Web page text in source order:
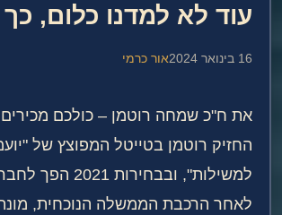
עוד לא למדנו כלום,
16 בינואר 2024 אור כרמי
את ח"כ שמחה רוטמן – כולכם
החזיק רוטמן בטייטל המפוצץ של
למשילות", ובבחירות 2021 הפך לחבר כנסת.
לאחר הרכבת הממשלה הנוכחית, מונה